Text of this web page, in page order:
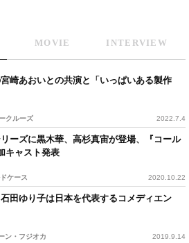
MOVIE INTERVIEW
崎あおいとの共演と「いっぱいある製作
クルーズ 2022.7.4
ーズに黒木華、高杉真宙が登場、『コール
キャスト発表
ケース 2020.10.22
田ゆり子は日本を代表するコメディエン
ン・フジオカ 2019.9.14